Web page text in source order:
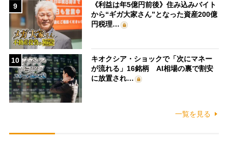
9
《利益は年5億円前後》住み込みバイト
から“ギガ大家さん”となった資産200億
円税理…
10
キオクシア・ショックで「次にマネー
が流れる」16銘柄 AI相場の裏で割安
に放置され…
一覧を見る